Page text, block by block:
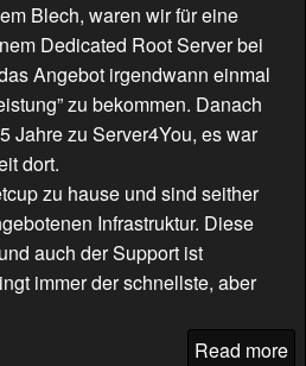
Blech, waren wir für eine
Dedicated Root Server bei
Angebot irgendwann einmal
zu bekommen. Danach
Jahre zu Server4You, es war
dort.
zu hause und sind seither
Infrastruktur. Diese
auch der Support ist
immer der schnellste, aber
Read more